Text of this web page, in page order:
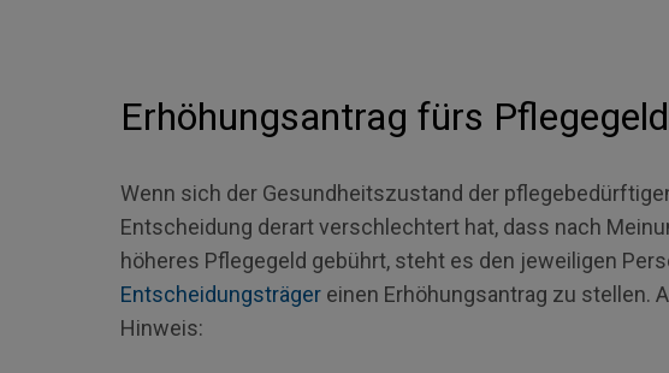
Erhöhungsantrag fürs Pflegegeld
Wenn sich der Gesundheitszustand der
Entscheidung derart verschlechtert hat, dass nach
höheres Pflegegeld gebührt, steht es den jeweiligen
Entscheidungsträger einen Erhöhungsantrag zu stellen.
Hinweis: